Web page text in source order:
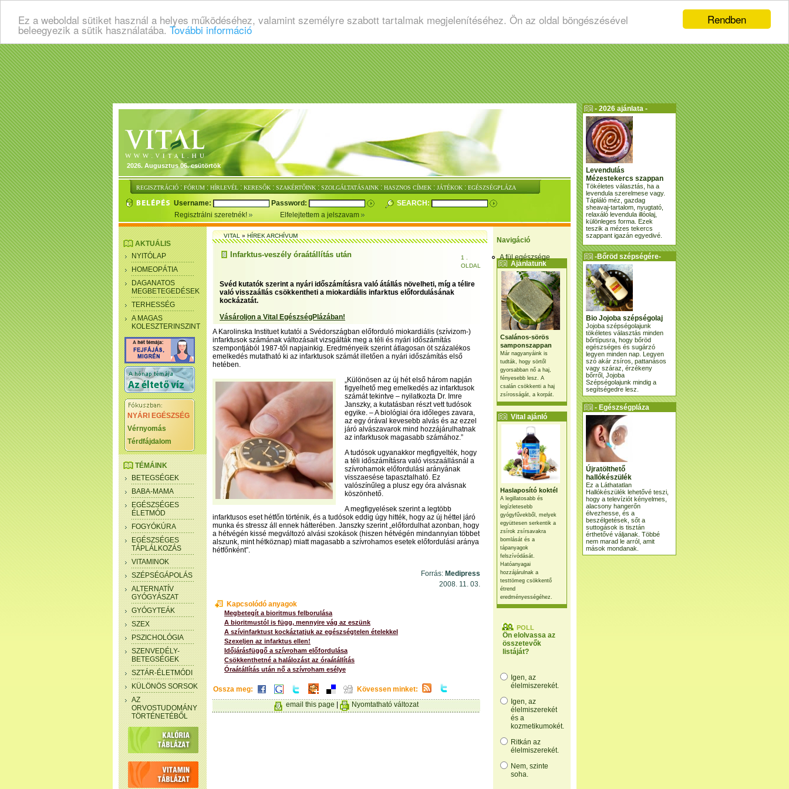
Rendben
Ez a weboldal sütiket használ a helyes működéséhez, valamint személyre szabott tartalmak megjelenítéséhez. Ön az oldal böngészésével
beleegyezik a sütik használatába. További információ
2026. Augusztus 06. csütörtök
REGISZTRÁCIÓ : FÓRUM : HÍRLEVÉL : KERESŐK : SZAKÉRTŐINK : SZOLGÁLTATÁSAINK : HASZNOS CÍMEK : JÁTÉKOK : EGÉSZSÉGPLÁZA
Username: Password:
SEARCH:
Regisztrálni szeretnék!
Elfelejtettem a jelszavam
Navigáció
A fül egészsége
Ajánlatunk
Csalános-sörös
samponszappan
Már nagyanyáink is
tudták, hogy sörtől
gyorsabban nő a haj,
fényesebb lesz. A
csalán csökkenti a haj
zsírosságát, a korpát.
Vital ajánló
Haslaposító koktél
A legillatosabb és
legízletesebb
gyógyfűvekből, melyek
együttesen serkentik a
zsírok zsírsavakra
bomlását és a
tápanyagok
felszívódását.
Hatóanyagai
hozzájárulnak a
testtömeg csökkentő
étrend
eredményességéhez.
POLL
Ön elolvassa az
összetevők
listáját?
Igen, az
élelmiszerekét.
Igen, az
élelmiszerekét
és a
kozmetikumokét.
Ritkán az
élelmiszerekét.
Nem, szinte
soha.
AKTUÁLIS
NYITÓLAP
HOMEOPÁTIA
DAGANATOS
MEGBETEGEDÉSEK
TERHESSÉG
A MAGAS
KOLESZTERINSZINT
NYÁRI EGÉSZSÉG
Vérnyomás
Térdfájdalom
TÉMÁINK
BETEGSÉGEK
BABA-MAMA
EGÉSZSÉGES
ÉLETMÓD
FOGYÓKÚRA
EGÉSZSÉGES
TÁPLÁLKOZÁS
VITAMINOK
SZÉPSÉGÁPOLÁS
ALTERNATÍV
GYÓGYÁSZAT
GYÓGYTEÁK
SZEX
PSZICHOLÓGIA
SZENVEDÉLY-
BETEGSÉGEK
SZTÁR-ÉLETMÓDI
KÜLÖNÖS SORSOK
AZ
ORVOSTUDOMÁNY
TÖRTÉNETÉBŐL
VITAL»HÍREK ARCHÍVUM
Infarktus-veszély óraátállítás után
1 .
OLDAL
Svéd kutatók szerint a nyári időszámításra való átállás növelheti, míg a télire
való visszaállás csökkentheti a miokardiális infarktus előfordulásának
kockázatát.
Vásároljon a Vital EgészségPlázában!
A Karolinska Instituet kutatói a Svédországban előforduló miokardiális (szívizom-)
infarktusok számának változásait vizsgálták meg a téli és nyári időszámítás
szempontjából 1987-től napjainkig. Eredményeik szerint átlagosan öt százalékos
emelkedés mutatható ki az infarktusok számát illetően a nyári időszámítás első
hetében.
„Különösen az új hét első három napján
figyelhető meg emelkedés az infarktusok
számát tekintve – nyilatkozta Dr. Imre
Janszky, a kutatásban részt vett tudósok
egyike. – A biológiai óra időleges zavara,
az egy órával kevesebb alvás és az ezzel
járó alvászavarok mind hozzájárulhatnak
az infarktusok magasabb számához.”
A tudósok ugyanakkor megfigyelték, hogy
a téli időszámításra való visszaállásnál a
szívrohamok előfordulási arányának
visszaesése tapasztalható. Ez
valószínűleg a plusz egy óra alvásnak
köszönhető.
A megfigyelések szerint a legtöbb
infarktusos eset hétfőn történik, és a tudósok eddig úgy hitték, hogy az új héttel járó
munka és stressz áll ennek hátterében. Janszky szerint „előfordulhat azonban, hogy
a hétvégén kissé megváltozó alvási szokások (hiszen hétvégén mindannyian többet
alszunk, mint hétköznap) miatt magasabb a szívrohamos esetek előfordulási aránya
hétfőnként”.
Forrás: Medipress
2008. 11. 03.
Kapcsolódó anyagok
Megbetegít a bioritmus felborulása
A bioritmustól is függ, mennyire vág az eszünk
A szívinfarktust kockáztatjuk az egészségtelen ételekkel
Szexeljen az infarktus ellen!
Időjárásfüggő a szívroham előfordulása
Csökkenthetné a halálozást az óraátállítás
Óraátállítás után nő a szívroham esélye
Ossza meg:
Kövessen minket:
email this page
Nyomtatható változat
- 2026 ajánlata -
Levendulás
Mézestekercs szappan
Tökéletes választás, ha a
levendula szerelmese vagy.
Tápláló méz, gazdag
sheavaj-tartalom, nyugtató,
relaxáló levendula illóolaj,
különleges forma. Ezek
teszik a mézes tekercs
szappant igazán egyedivé.
-Bőröd szépségére-
Bio Jojoba szépségolaj
Jojoba szépségolajunk
tökéletes választás minden
bőrtípusra, hogy bőröd
egészséges és sugárzó
legyen minden nap. Legyen
szó akár zsíros, pattanásos
vagy száraz, érzékeny
bőrről, Jojoba
Szépségolajunk mindig a
segítségedre lesz.
- Egészségpláza
ajánlatunk -
Újratölthető
hallókészülék
Ez a Láthatatlan
Hallókészülék lehetővé teszi,
hogy a televíziót kényelmes,
alacsony hangerőn
élvezhesse, és a
beszélgetések, sőt a
suttogások is tisztán
érthetővé váljanak. Többé
nem marad le arról, amit
mások mondanak.